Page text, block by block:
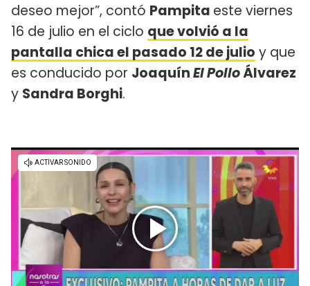
deseo mejor”, contó Pampita este viernes
16 de julio en el ciclo que volvió a la
pantalla chica el pasado 12 de julio y que
es conducido por JoaquínEl PolloÁlvarez
y Sandra Borghi.